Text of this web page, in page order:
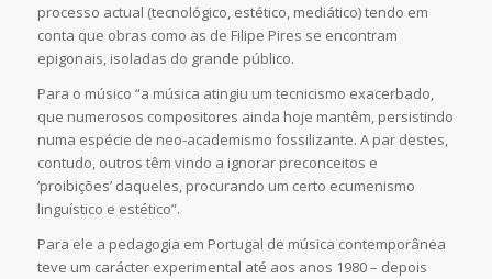
processo actual (tecnológico, estético, mediático) tendo em
conta que obras como as de Filipe Pires se encontram
epigonais, isoladas do grande público.
Para o músico “a música atingiu um tecnicismo exacerbado,
que numerosos compositores ainda hoje mantêm, persistindo
numa espécie de neo-academismo fossilizante. A par destes,
contudo, outros têm vindo a ignorar preconceitos e
‘proibições’ daqueles, procurando um certo ecumenismo
linguístico e estético”.
Para ele a pedagogia em Portugal de música contemporânea
teve um carácter experimental até aos anos 1980 – depois